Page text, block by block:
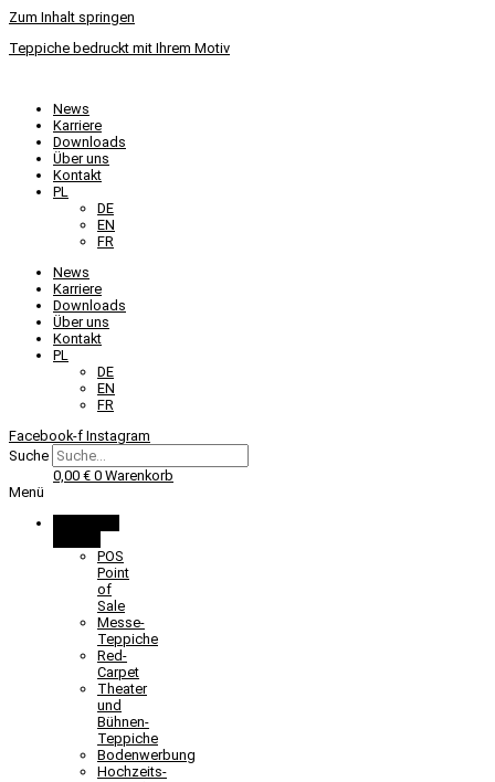
Zum Inhalt springen
Teppiche bedruckt mit Ihrem Motiv
News
Karriere
Downloads
Über uns
Kontakt
PL
DE
EN
FR
News
Karriere
Downloads
Über uns
Kontakt
PL
DE
EN
FR
Facebook-f Instagram
Suche
0,00 € 0 Warenkorb
Menü
POS
Point
of
Sale
Messe-
Teppiche
Red-
Carpet
Theater
und
Bühnen-
Teppiche
Bodenwerbung
Hochzeits-